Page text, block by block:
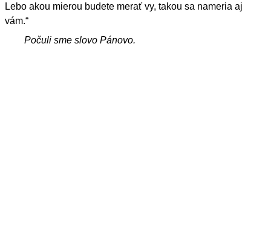
Lebo akou mierou budete merať vy, takou sa nameria aj
vám.“
Počuli sme slovo Pánovo.